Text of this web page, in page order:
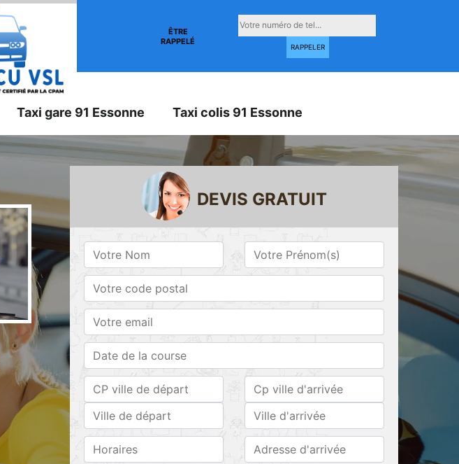
ÊTRE
RAPPELÉ
Taxi gare 91 Essonne Taxi colis 91 Essonne
Taxi 91 Essonne
Taxi conventionné
91 Essonne
Essonne
DEVIS GRATUIT